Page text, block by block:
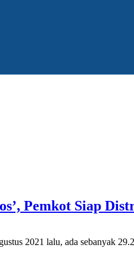
Pemkot Siap
2021 lalu, ada sebanyak